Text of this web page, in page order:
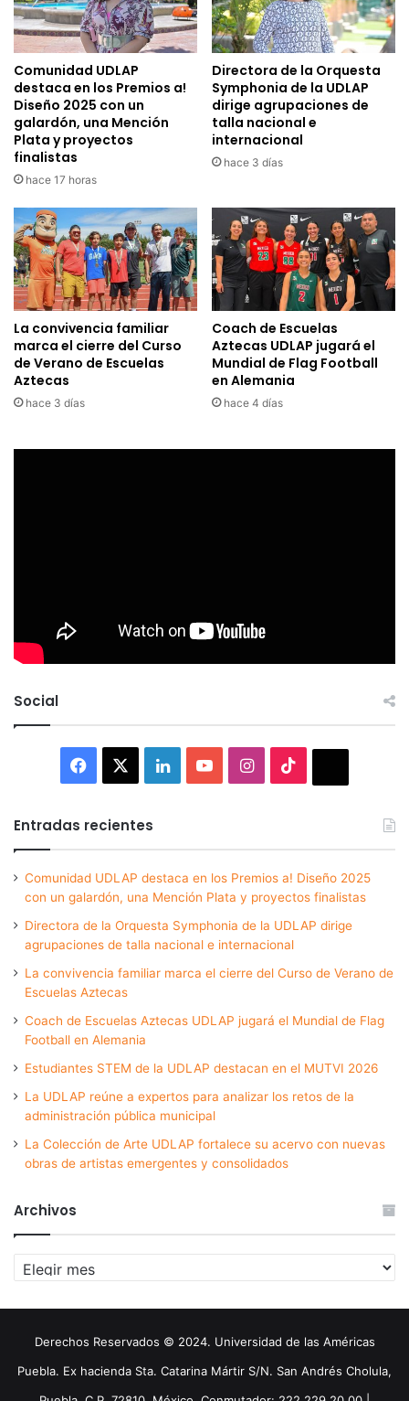
Comunidad UDLAP
destaca en los Premios a!
Diseño 2025 con un
galardón, una Mención
Plata y proyectos
finalistas
hace 17 horas
Directora de la Orquesta
Symphonia de la UDLAP
dirige agrupaciones de
talla nacional e
internacional
hace 3 días
La convivencia familiar
marca el cierre del Curso
de Verano de Escuelas
Aztecas
hace 3 días
Coach de Escuelas
Aztecas UDLAP jugará el
Mundial de Flag Football
en Alemania
hace 4 días
Social
Facebook LinkedInYouTubeInstagram
Entradas recientes
Comunidad UDLAP destaca en los Premios a! Diseño 2025
con un galardón, una Mención Plata y proyectos finalistas
Directora de la Orquesta Symphonia de la UDLAP dirige
agrupaciones de talla nacional e internacional
La convivencia familiar marca el cierre del Curso de Verano de
Escuelas Aztecas
Coach de Escuelas Aztecas UDLAP jugará el Mundial de Flag
Football en Alemania
Estudiantes STEM de la UDLAP destacan en el MUTVI 2026
La UDLAP reúne a expertos para analizar los retos de la
administración pública municipal
La Colección de Arte UDLAP fortalece su acervo con nuevas
obras de artistas emergentes y consolidados
Archivos
Archivos
Derechos Reservados © 2024. Universidad de las Américas
Puebla. Ex hacienda Sta. Catarina Mártir S/N. San Andrés Cholula,